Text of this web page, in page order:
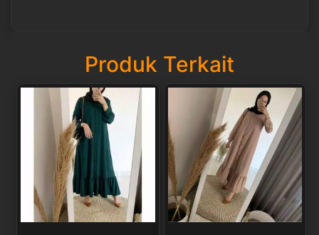
Produk Terkait